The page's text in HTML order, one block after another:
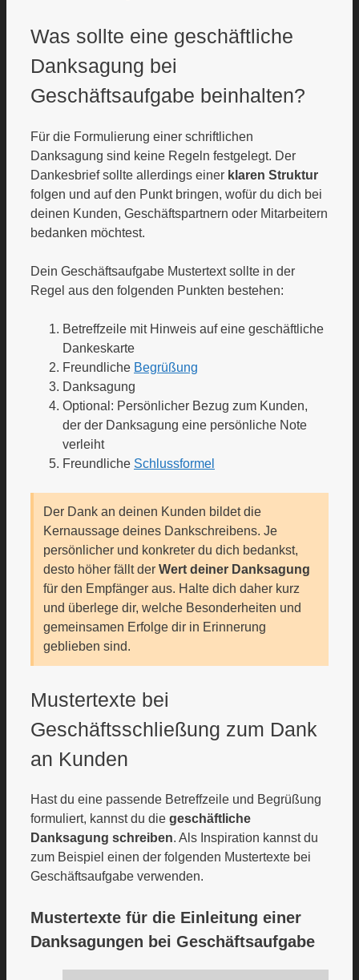
Was sollte eine geschäftliche
Danksagung bei
Geschäftsaufgabe beinhalten?
Für die Formulierung einer schriftlichen
Danksagung sind keine Regeln festgelegt. Der
Dankesbrief sollte allerdings einer klaren Struktur
folgen und auf den Punkt bringen, wofür du dich bei
deinen Kunden, Geschäftspartnern oder Mitarbeitern
bedanken möchtest.
Dein Geschäftsaufgabe Mustertext sollte in der
Regel aus den folgenden Punkten bestehen:
Betreffzeile mit Hinweis auf eine geschäftliche
Dankeskarte
Freundliche Begrüßung
Danksagung
Optional: Persönlicher Bezug zum Kunden,
der der Danksagung eine persönliche Note
verleiht
Freundliche Schlussformel
Der Dank an deinen Kunden bildet die
Kernaussage deines Dankschreibens. Je
persönlicher und konkreter du dich bedankst,
desto höher fällt der Wert deiner Danksagung
für den Empfänger aus. Halte dich daher kurz
und überlege dir, welche Besonderheiten und
gemeinsamen Erfolge dir in Erinnerung
geblieben sind.
Mustertexte bei
Geschäftsschließung zum Dank
an Kunden
Hast du eine passende Betreffzeile und Begrüßung
formuliert, kannst du die geschäftliche
Danksagung schreiben. Als Inspiration kannst du
zum Beispiel einen der folgenden Mustertexte bei
Geschäftsaufgabe verwenden.
Mustertexte für die Einleitung einer
Danksagungen bei Geschäftsaufgabe